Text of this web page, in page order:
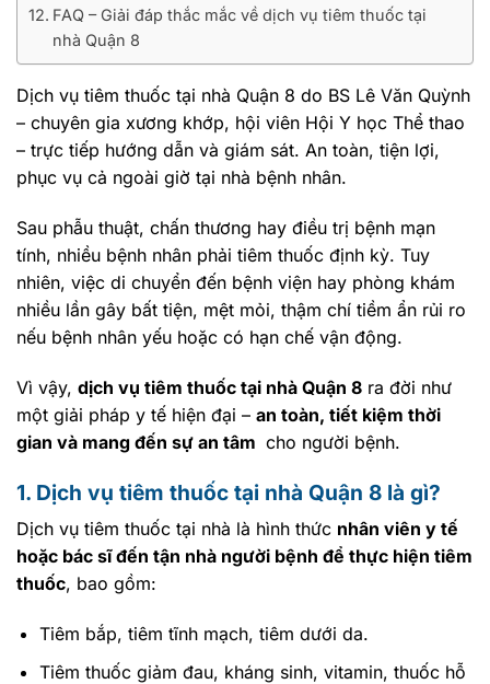
FAQ – Giải đáp thắc mắc về dịch vụ tiêm thuốc tại
nhà Quận 8
Dịch vụ tiêm thuốc tại nhà Quận 8 do BS Lê Văn Quỳnh
– chuyên gia xương khớp, hội viên Hội Y học Thể thao
– trực tiếp hướng dẫn và giám sát. An toàn, tiện lợi,
phục vụ cả ngoài giờ tại nhà bệnh nhân.
Sau phẫu thuật, chấn thương hay điều trị bệnh mạn
tính, nhiều bệnh nhân phải tiêm thuốc định kỳ. Tuy
nhiên, việc di chuyển đến bệnh viện hay phòng khám
nhiều lần gây bất tiện, mệt mỏi, thậm chí tiềm ẩn rủi ro
nếu bệnh nhân yếu hoặc có hạn chế vận động.
Vì vậy, dịch vụ tiêm thuốc tại nhà Quận 8 ra đời như
một giải pháp y tế hiện đại – an toàn, tiết kiệm thời
gian và mang đến sự an tâm cho người bệnh.
1. Dịch vụ tiêm thuốc tại nhà Quận 8 là gì?
Dịch vụ tiêm thuốc tại nhà là hình thức nhân viên y tế
hoặc bác sĩ đến tận nhà người bệnh để thực hiện tiêm
thuốc, bao gồm:
Tiêm bắp, tiêm tĩnh mạch, tiêm dưới da.
Tiêm thuốc giảm đau, kháng sinh, vitamin, thuốc hỗ